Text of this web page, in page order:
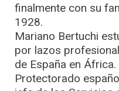
finalmente con su
1928.
Mariano Bertuchi
por lazos
de España en
Protectorado